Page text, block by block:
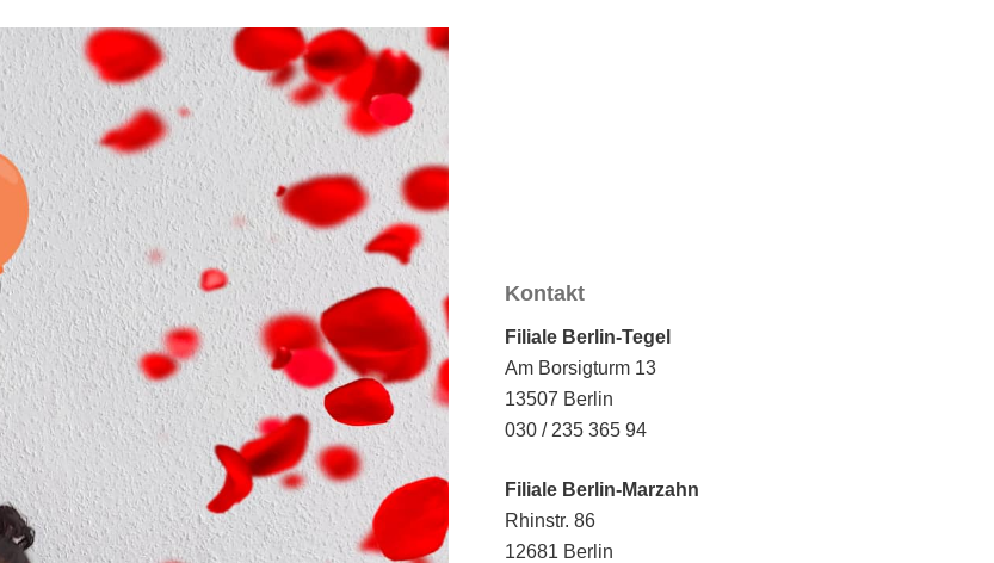
Kontakt
Filiale Berlin-Tegel
Am Borsigturm 13
13507 Berlin
030 / 235 365 94
Filiale Berlin-Marzahn
Rhinstr. 86
12681 Berlin